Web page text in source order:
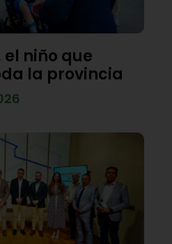
el niño que
la provincia